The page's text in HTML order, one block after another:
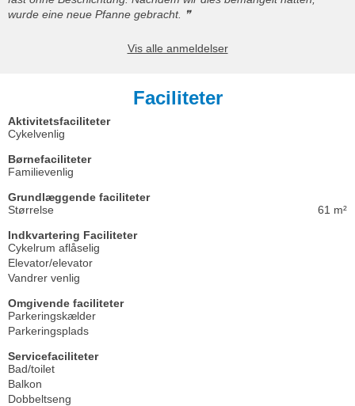
wurde eine neue Pfanne gebracht.
Vis alle anmeldelser
Faciliteter
Aktivitetsfaciliteter
Cykelvenlig
Børnefaciliteter
Familievenlig
Grundlæggende faciliteter
Størrelse
61 m²
Indkvartering Faciliteter
Cykelrum aflåselig
Elevator/elevator
Vandrer venlig
Omgivende faciliteter
Parkeringskælder
Parkeringsplads
Servicefaciliteter
Bad/toilet
Balkon
Dobbeltseng